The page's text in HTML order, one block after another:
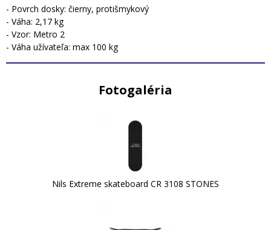
- Povrch dosky: čierny, protišmykový
- Váha: 2,17 kg
- Vzor: Metro 2
- Váha užívateľa: max 100 kg
Fotogaléria
Nils Extreme skateboard CR 3108 STONES